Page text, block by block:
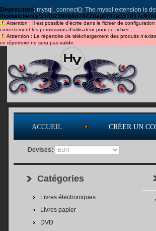
Deprecated : mysql_connect(): The mysql extension is
/home/clients/
Attention : Il est possible d'écrire dans le fichier de
correctement les permissions d'utilisateur pour ce fichier.
Atttention : Le répertoire de téléchargement des produits
ce répertoire ne sera pas valide.
ACCUEIL CRÉER UN
Devises:
Catégories
Livres électroniques
Livres papier
DVD